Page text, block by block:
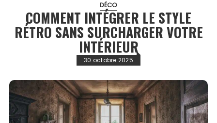
DÉCO
COMMENT INTÉGRER LE STYLE
RÉTRO SANS SURCHARGER VOTRE
INTÉRIEUR
30 octobre 2025